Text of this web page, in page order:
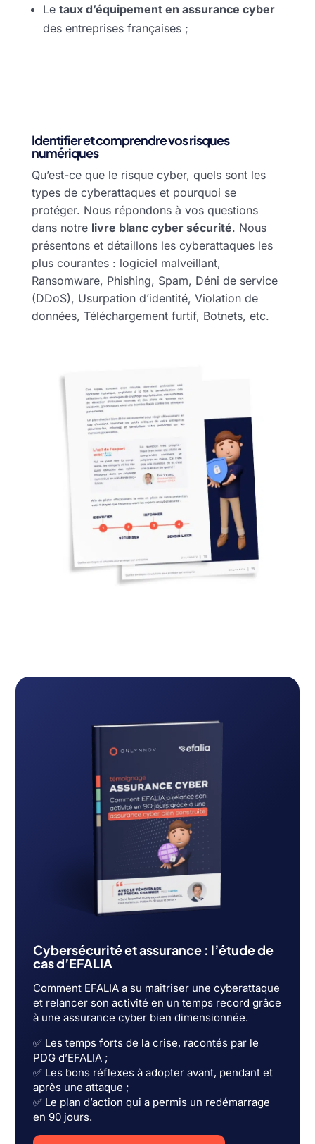
Le taux d’équipement en assurance cyber
des entreprises françaises ;
Identifier et comprendre vos risques
numériques
Qu’est-ce que le risque cyber, quels sont les
types de cyberattaques et pourquoi se
protéger. Nous répondons à vos questions
dans notre livre blanc cyber sécurité. Nous
présentons et détaillons les cyberattaques les
plus courantes : logiciel malveillant,
Ransomware, Phishing, Spam, Déni de service
(DDoS), Usurpation d’identité, Violation de
données, Téléchargement furtif, Botnets, etc.
Cybersécurité et assurance : l’étude de
cas d’EFALIA
Comment EFALIA a su maitriser une cyberattaque
et relancer son activité en un temps record grâce
à une assurance cyber bien dimensionnée.
✅ Les temps forts de la crise, racontés par le
PDG d’EFALIA ;
✅ Les bons réflexes à adopter avant, pendant et
après une attaque ;
✅ Le plan d’action qui a permis un redémarrage
en 90 jours.